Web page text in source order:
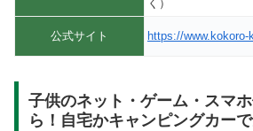
く）
公式サイト https://
子供のネット・ゲーム・スマ
ら！自宅かキャンピングカー